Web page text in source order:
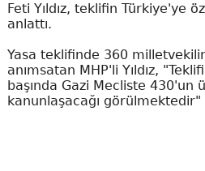
Feti Yıldız, teklifin Türkiye'ye
anlattı.
Yasa teklifinde 360
anımsatan MHP'li Yıldız,
başında Gazi Mecliste 430'un
kanunlaşacağı görülmektedir"